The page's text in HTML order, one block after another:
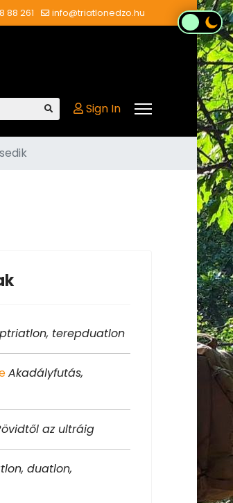
88 261 info@triatlonedzo.hu
Sign In
terepduatlon
Akadályfutás,
az ultráig
duatlon,